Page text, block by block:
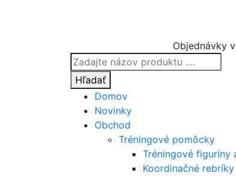
Objednávky
Products
search
Hľadať
Domov
Novinky
Obchod
Tréningové pomôcky
Tréningové figuríny
Koordinačné